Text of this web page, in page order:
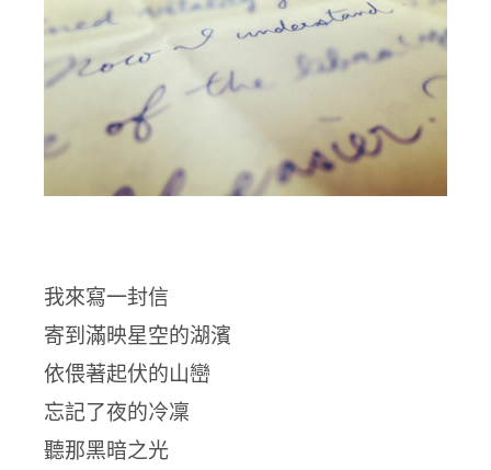
我來寫一封信
寄到滿映星空的湖濱
依偎著起伏的山巒
忘記了夜的冷凜
聽那黑暗之光